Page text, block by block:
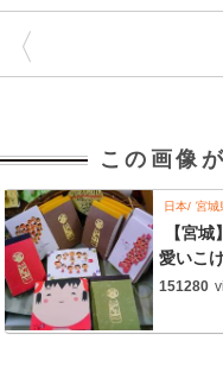
〈
この画像
日本 宮城
【宮
愛いこ
151280